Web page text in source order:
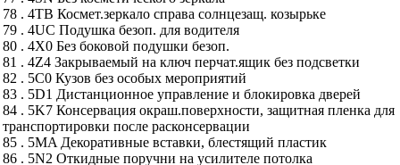
78 . 4TB Космет.зеркало справа солнцезащ. козырьке
79 . 4UC Подушка безоп. для водителя
80 . 4X0 Без боковой подушки безоп.
81 . 4Z4 Закрываемый на ключ перчат.ящик без подсветки
82 . 5C0 Кузов без особых мероприятий
83 . 5D1 Дистанционное управление и блокировка дверей
84 . 5K7 Консервация окраш.поверхности, защитная пленка для
транспортировки после расконсервации
85 . 5MA Декоративные вставки, блестящий пластик
86 . 5N2 Откидные поручни на усилителе потолка